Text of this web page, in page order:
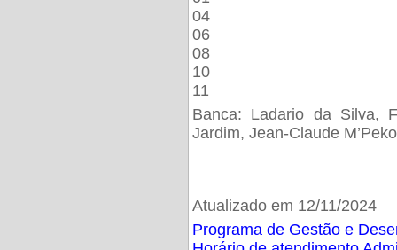
04
06
08
10
11
Banca: Ladario da Silva,
Jardim, Jean-Claude M’Peko
Atualizado em 12/11/2024
Programa de Gestão e